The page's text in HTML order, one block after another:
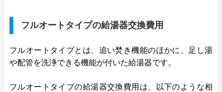
フルオートタイプの給湯器交換費用
フルオートタイプとは、追い焚き機能のほかに、足し湯
や配管を洗浄できる機能が付いた給湯器です。
フルオートタイプの給湯器交換費用は、以下のような相